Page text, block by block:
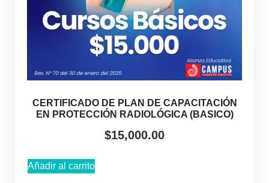
CERTIFICADO DE PLAN DE CAPACITACIÓN
EN PROTECCIÓN RADIOLÓGICA (BASICO)
$15,000.00
Añadir al carrito